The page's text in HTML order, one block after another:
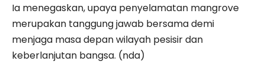
Ia menegaskan, upaya penyelamatan mangrove
merupakan tanggung jawab bersama demi
menjaga masa depan wilayah pesisir dan
keberlanjutan bangsa. (nda)